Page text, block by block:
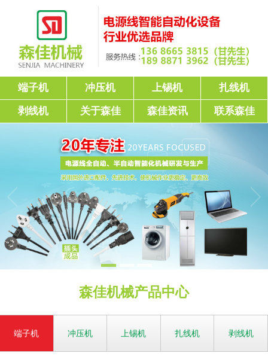
端子机 冲压机 上锡机 扎线机
剥线机 关于森佳 森佳资讯 联系森佳
森佳机械产品中心
端子机 冲压机 上锡机 扎线机 剥线机